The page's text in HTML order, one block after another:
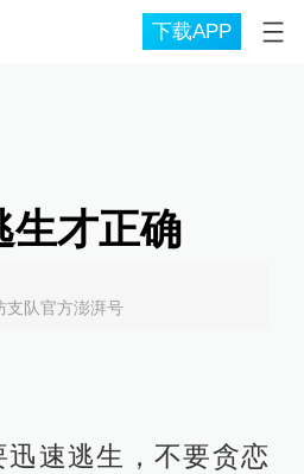
下载APP
生才正确
支队官方澎湃号
迅速逃生，不要贪恋